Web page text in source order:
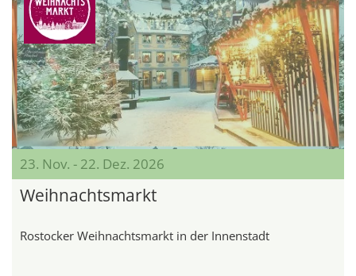
23. Nov. - 22. Dez. 2026
Weihnachtsmarkt
Rostocker Weihnachtsmarkt in der Innenstadt